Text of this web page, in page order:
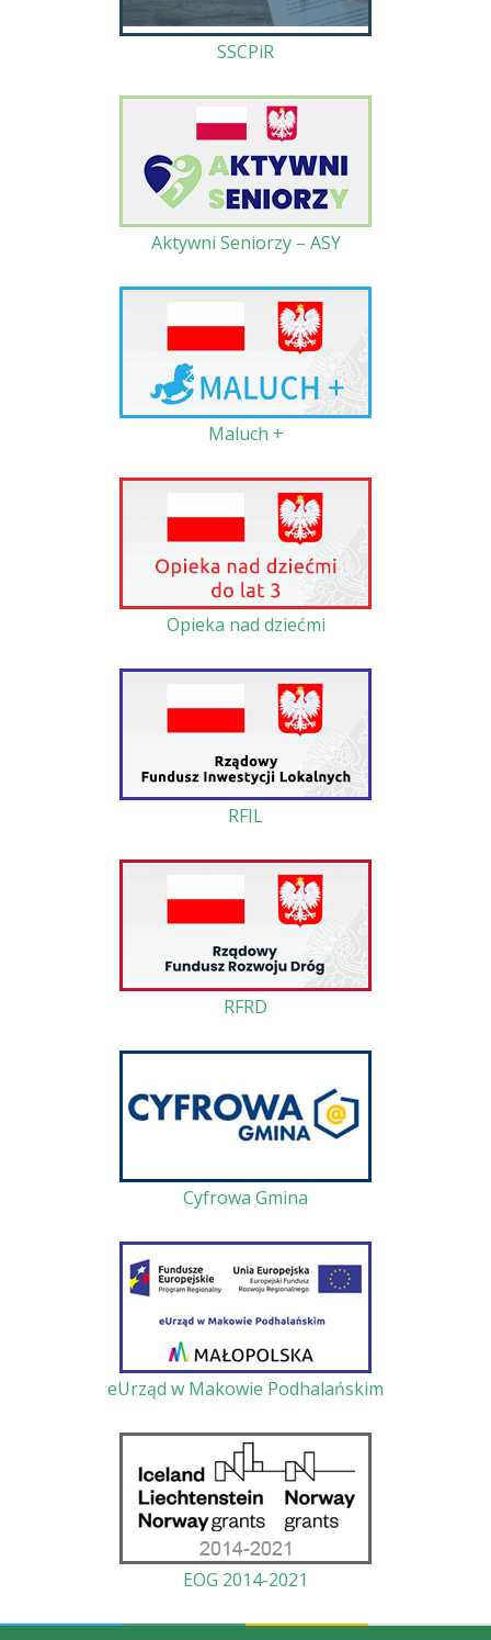
SSCPiR
Aktywni Seniorzy – ASY
Maluch +
Opieka nad dziećmi
RFIL
RFRD
Cyfrowa Gmina
eUrząd w Makowie Podhalańskim
EOG 2014-2021